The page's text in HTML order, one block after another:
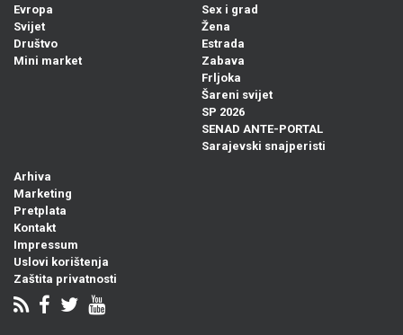
Evropa
Svijet
Društvo
Mini market
Sex i grad
Žena
Estrada
Zabava
Frljoka
Šareni svijet
SP 2026
SENAD ANTE-PORTAL
Sarajevski snajperisti
Arhiva
Marketing
Pretplata
Kontakt
Impressum
Uslovi korištenja
Zaštita privatnosti